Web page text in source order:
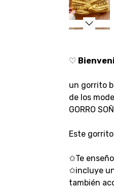
♡
un gorrito
de los
GORRO
Este
✩Te
✩incluye
también